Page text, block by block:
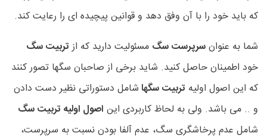
که باید خود را با آن وفق دهد و قوانین پیچیده ای را رعایت کند.
شما به عنوانسرپرست سگ مسئولیت دارید که ازتربیت سگ
خود اطمینان حاصل کنید. شاید برخی از صاحبان سگها تصور کنند
که این اصول اولیه تربیت سگهاشامل دستوراتی نظیر دست دادن
و .. می باشد. ولی به لحاظ کاربردی این اصول اولیه تربیت سگ
شامل عدم پرخاشگری سگ، عدم آلفا بودن نسبت به سرپرست،